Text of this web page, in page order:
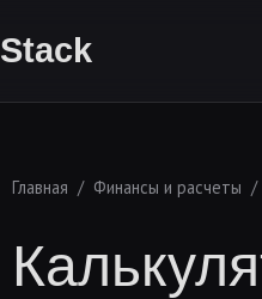
Stack
Главная / Финансы и расчеты /